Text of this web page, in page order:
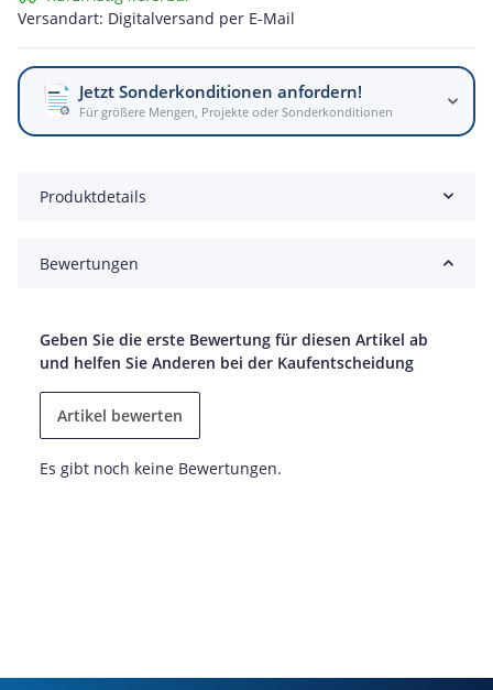
Versandart: Digitalversand per E-Mail
Jetzt Sonderkonditionen anfordern!
Für größere Mengen, Projekte oder Sonderkonditionen
Produktdetails
Bewertungen
Geben Sie die erste Bewertung für diesen Artikel ab
und helfen Sie Anderen bei der Kaufentscheidung
Artikel bewerten
Es gibt noch keine Bewertungen.